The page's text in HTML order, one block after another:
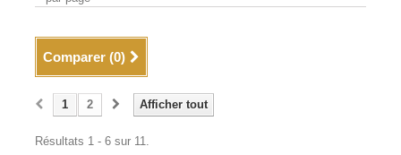
Comparer (0)
Afficher tout
1 2
Résultats 1 - 6 sur 11.